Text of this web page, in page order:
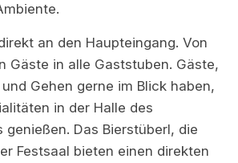
an den Haupteingang. Von
Gäste in alle Gaststuben. Gäste,
Gehen gerne im Blick haben,
in der Halle des
genießen. Das Bierstüberl, die
Festsaal bieten einen direkten